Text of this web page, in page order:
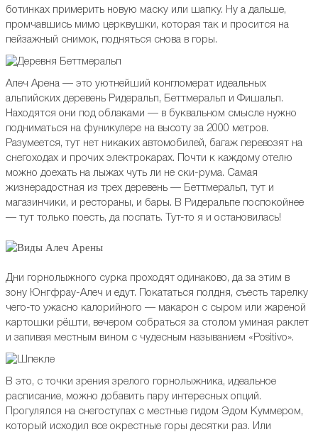
ботинках примерить новую маску или шапку. Ну а дальше,
промчавшись мимо церквушки, которая так и просится на
пейзажный снимок, подняться снова в горы.
Алеч Арена — это уютнейший конгломерат идеальных
альпийских деревень Ридеральп, Беттмеральп и Фишальп.
Находятся они под облаками — в буквальном смысле нужно
подниматься на фуникулере на высоту за 2000 метров.
Разумеется, тут нет никаких автомобилей, багаж перевозят на
снегоходах и прочих электрокарах. Почти к каждому отелю
можно доехать на лыжах чуть ли не ски-рума. Самая
жизнерадостная из трех деревень — Беттмеральп, тут и
магазинчики, и рестораны, и бары. В Ридеральпе поспокойнее
— тут только поесть, да поспать. Тут-то я и остановилась!
Дни горнолыжного сурка проходят одинаково, да за этим в
зону Юнгфрау-Алеч и едут. Покататься полдня, съесть тарелку
чего-то ужасно калорийного — макарон с сыром или жареной
картошки рёшти, вечером собраться за столом уминая раклет
и запивая местным вином с чудесным называнием «Positivo».
В это, с точки зрения зрелого горнолыжника, идеальное
расписание, можно добавить пару интересных опций.
Прогулялся на снегоступах с местные гидом Эдом Куммером,
который исходил все окрестные горы десятки раз. Или